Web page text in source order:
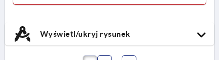
Wyświetl/ukryj rysunek